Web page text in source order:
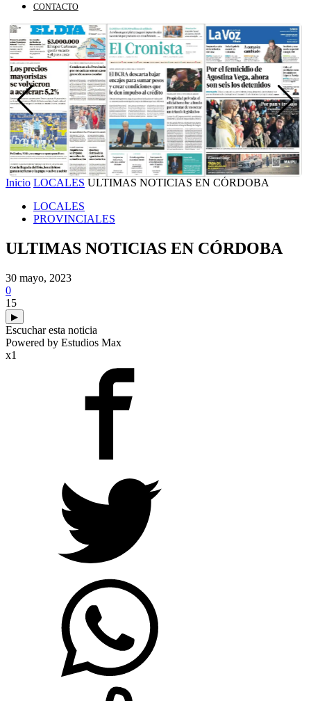
CONTACTO
Inicio LOCALES ULTIMAS NOTICIAS EN CÓRDOBA
LOCALES
PROVINCIALES
ULTIMAS NOTICIAS EN CÓRDOBA
30 mayo, 2023
0
15
▶
Escuchar esta noticia
Powered by Estudios Max
x1